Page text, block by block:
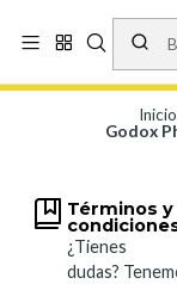
Vísita nuestro local en
19.00, Sábados 10:00 a
Inicio
Godox
Términos y
¿Tienes
dudas?